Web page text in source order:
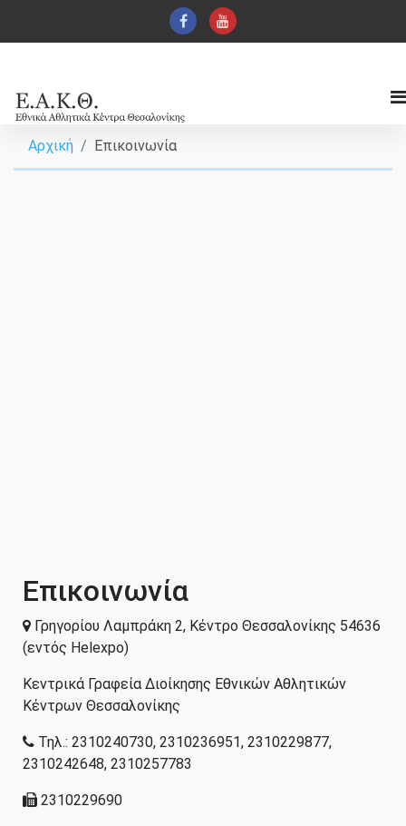
Αρχική Επικοινωνία
Επικοινωνία
Γρηγορίου Λαμπράκη 2, Κέντρο Θεσσαλονίκης 54636
(εντός Helexpo)
Κεντρικά Γραφεία Διοίκησης Εθνικών Αθλητικών
Κέντρων Θεσσαλονίκης
Τηλ.: 2310240730, 2310236951, 2310229877,
2310242648, 2310257783
2310229690